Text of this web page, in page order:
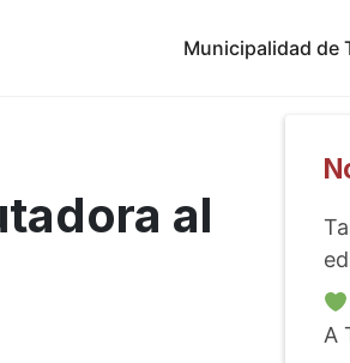
Municipalidad de
al
A